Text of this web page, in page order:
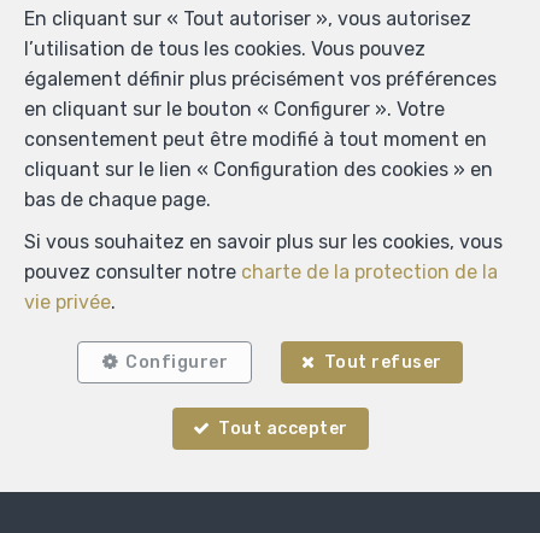
Localiser sur la carte
En cliquant sur « Tout autoriser », vous autorisez
l’utilisation de tous les cookies. Vous pouvez
également définir plus précisément vos préférences
en cliquant sur le bouton « Configurer ». Votre
consentement peut être modifié à tout moment en
cliquant sur le lien « Configuration des cookies » en
bas de chaque page.
Si vous souhaitez en savoir plus sur les cookies, vous
pouvez consulter notre charte de la protection de la
vie privée.
Configurer Tout refuser
Tout accepter